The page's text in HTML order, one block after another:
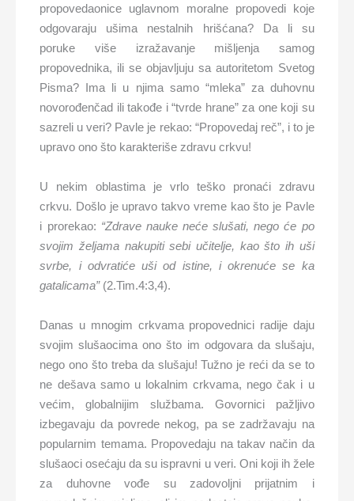
propovedaonice uglavnom moralne propovedi koje
odgovaraju ušima nestalnih hrišćana? Da li su
poruke više izražavanje mišljenja samog
propovednika, ili se objavljuju sa autoritetom Svetog
Pisma? Ima li u njima samo “mleka” za duhovnu
novorođenčad ili takođe i “tvrde hrane” za one koji su
sazreli u veri? Pavle je rekao: “Propovedaj reč”, i to je
upravo ono što karakteriše zdravu crkvu!
U nekim oblastima je vrlo teško pronaći zdravu
crkvu. Došlo je upravo takvo vreme kao što je Pavle
i prorekao: “Zdrave nauke neće slušati, nego će po
svojim željama nakupiti sebi učitelje, kao što ih uši
svrbe, i odvratiće uši od istine, i okrenuće se ka
gatalicama”(2.Tim.4:3,4).
Danas u mnogim crkvama propovednici radije daju
svojim slušaocima ono što im odgovara da slušaju,
nego ono što treba da slušaju! Tužno je reći da se to
ne dešava samo u lokalnim crkvama, nego čak i u
većim, globalnijim službama. Govornici pažljivo
izbegavaju da povrede nekog, pa se zadržavaju na
popularnim temama. Propovedaju na takav način da
slušaoci osećaju da su ispravni u veri. Oni koji ih žele
za duhovne vođe su zadovoljni prijatnim i